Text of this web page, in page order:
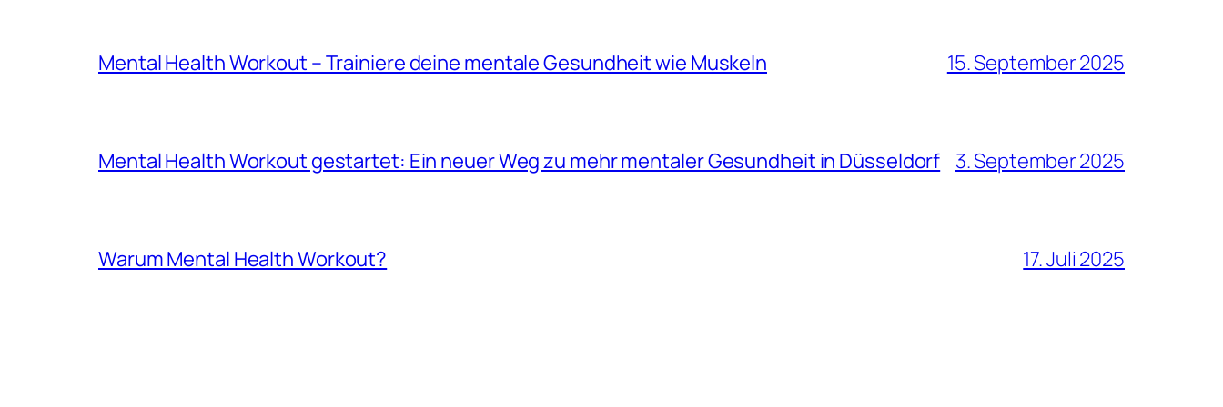
Mental Health Workout – Trainiere deine mentale Gesundheit wie Muskeln 15. September 2025
Mental Health Workout gestartet: Ein neuer Weg zu mehr mentaler Gesundheit in Düsseldorf 3. September 2025
Warum Mental Health Workout? 17. Juli 2025